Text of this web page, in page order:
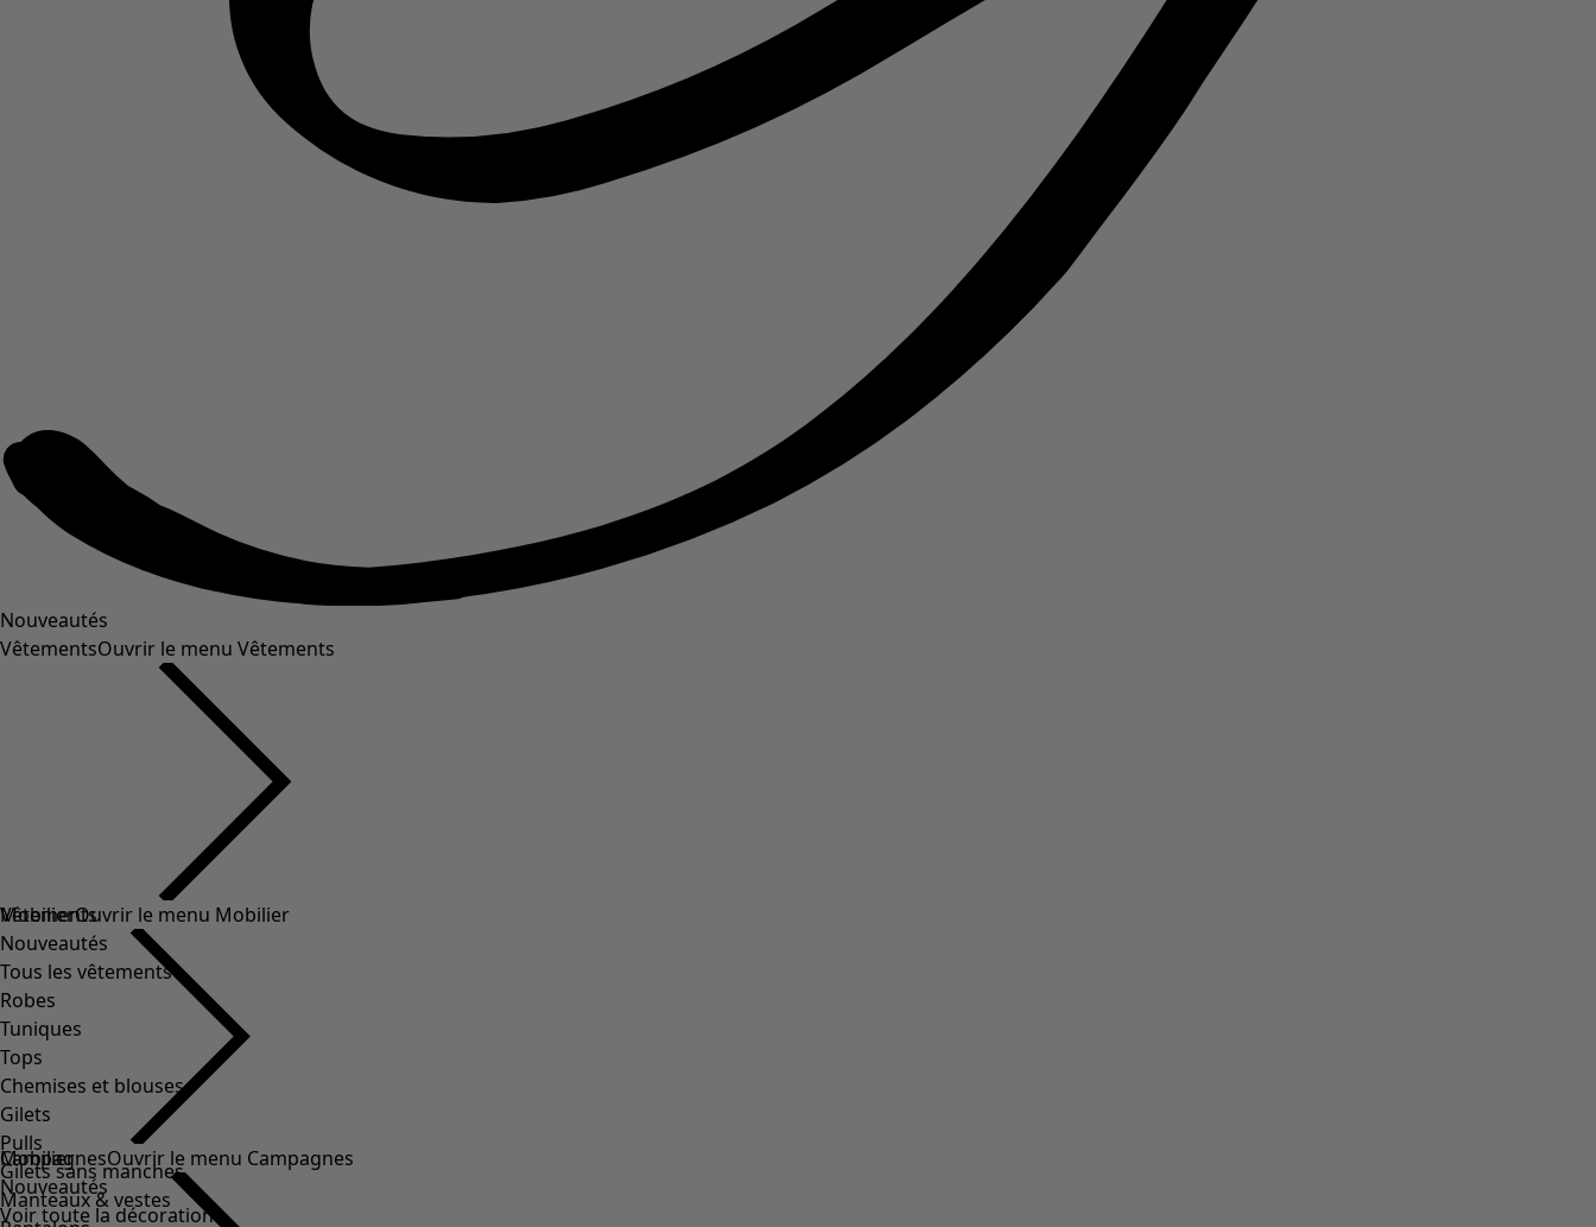
Nouveautés
VêtementsOuvrir le menu Vêtements
Vêtements
Nouveautés
Tous les vêtements
Robes
Tuniques
Tops
Chemises et blouses
Gilets
Pulls
Gilets sans manches
Manteaux & vestes
MobilierOuvrir le menu Mobilier
Mobilier
Nouveautés
Voir toute la décoration
CampagnesOuvrir le menu Campagnes